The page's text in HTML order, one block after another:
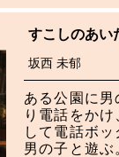
すこしのあい
坂西 未郁
ある公園に
り電話をか
して電話ボ
男の子と遊ぶ